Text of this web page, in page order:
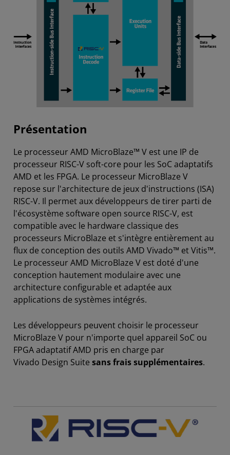
Présentation
Le processeur AMD MicroBlaze™ V est une IP de
processeur RISC-V soft-core pour les SoC adaptatifs
AMD et les FPGA. Le processeur MicroBlaze V
repose sur l'architecture de jeux d'instructions (ISA)
RISC-V. Il permet aux développeurs de tirer parti de
l'écosystème software open source RISC-V, est
compatible avec le hardware classique des
processeurs MicroBlaze et s'intègre entièrement au
flux de conception des outils AMD Vivado™ et Vitis™.
Le processeur AMD MicroBlaze V est doté d'une
conception hautement modulaire avec une
architecture configurable et adaptée aux
applications de systèmes intégrés.
Les développeurs peuvent choisir le processeur
MicroBlaze V pour n'importe quel appareil SoC ou
FPGA adaptatif AMD pris en charge par
Vivado Design Suite sans frais supplémentaires.